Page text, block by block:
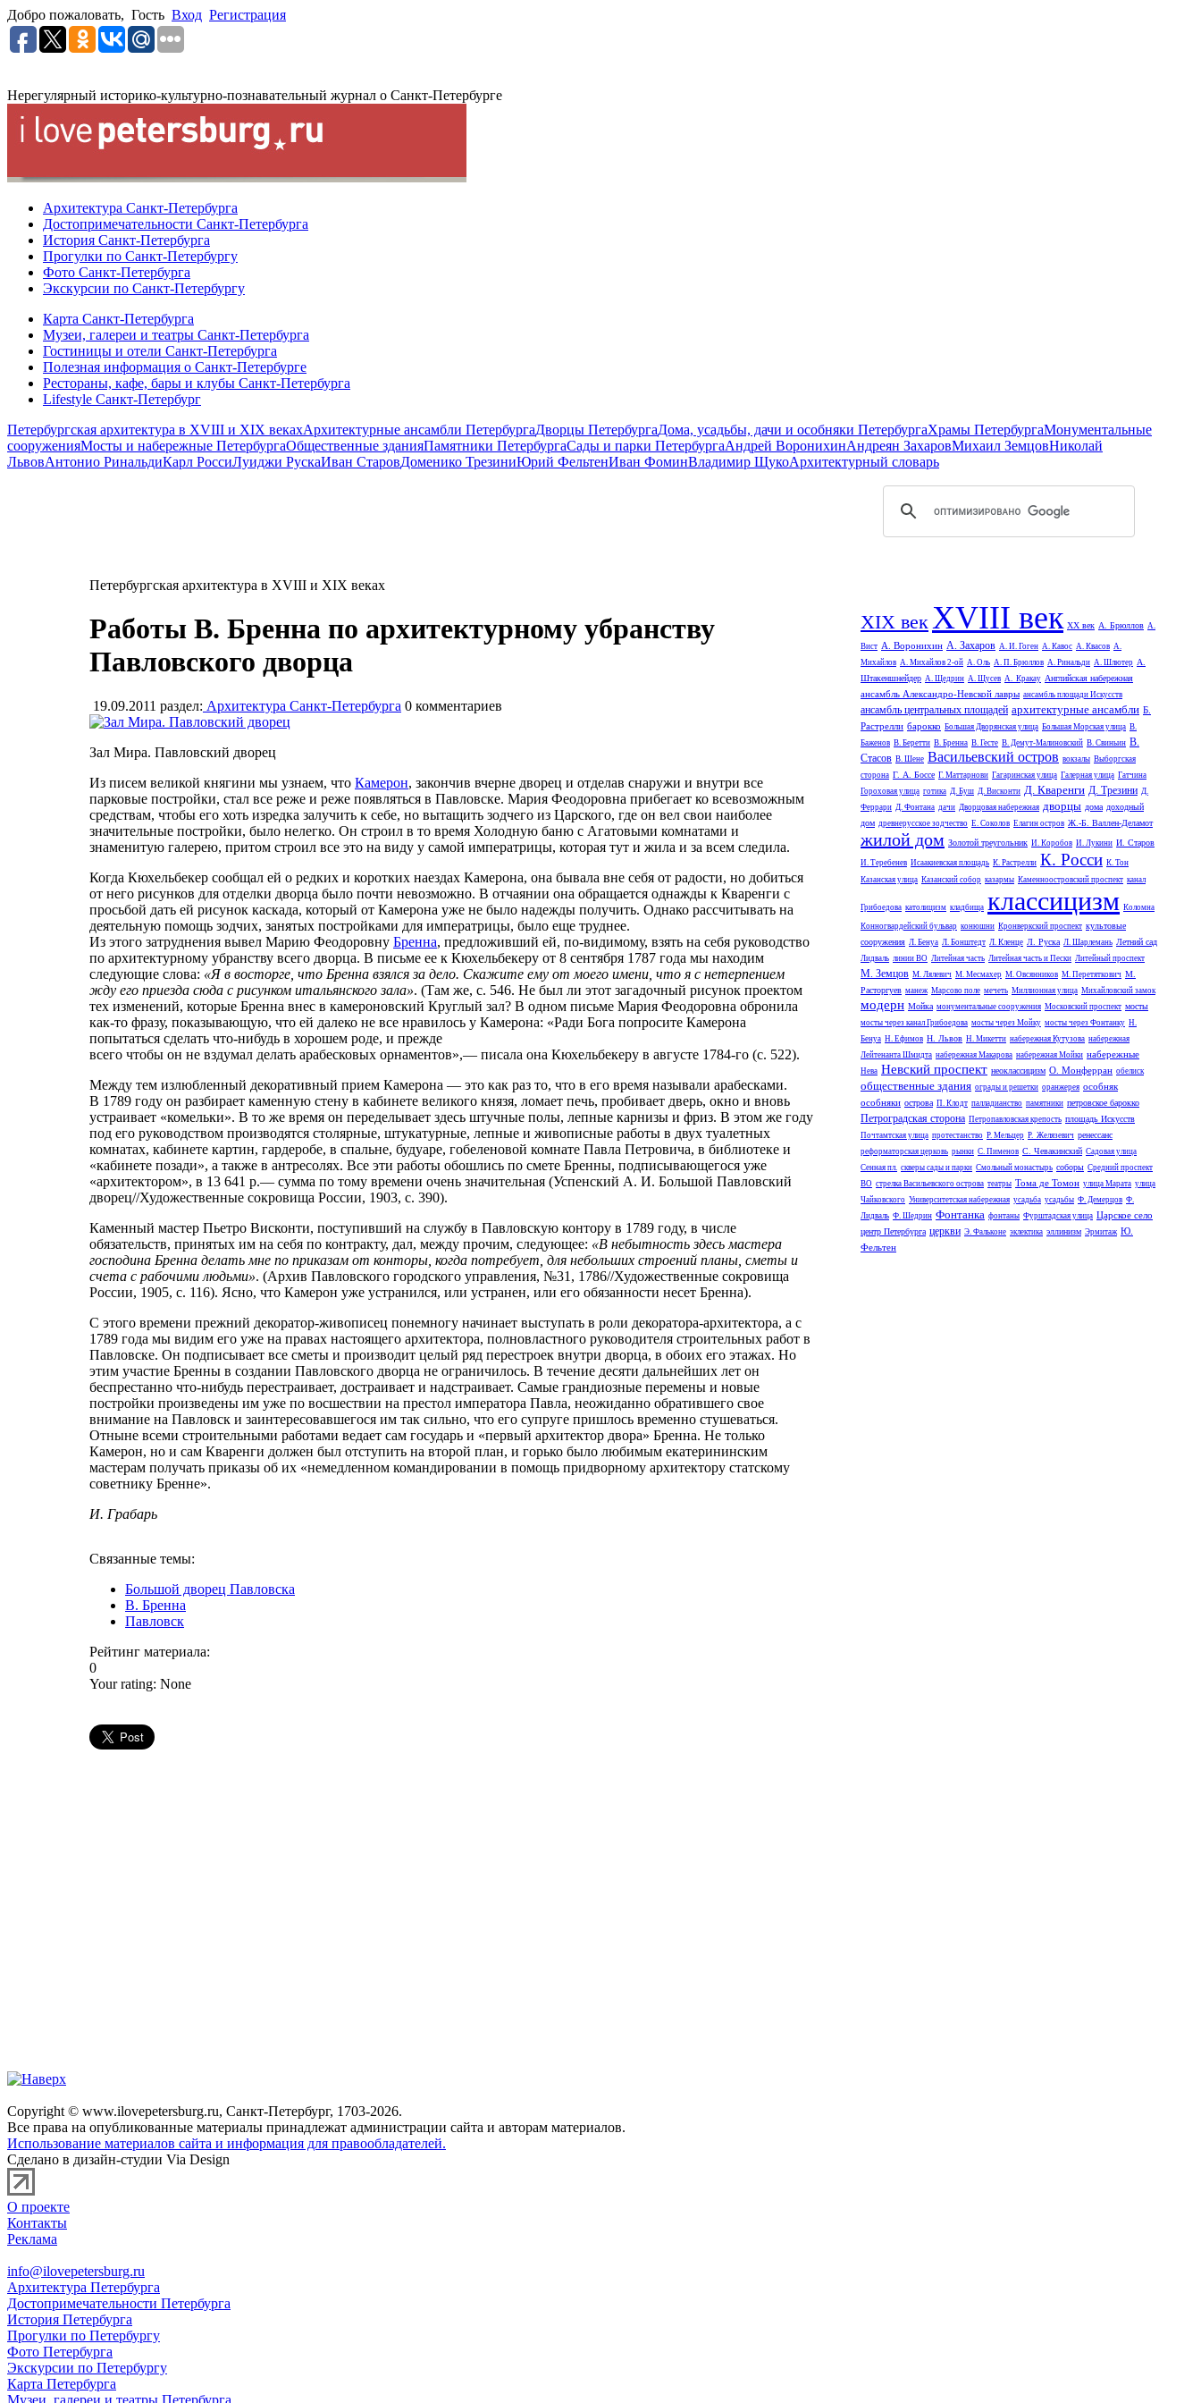
Добро пожаловать, Гость Вход Регистрация
Нерегулярный историко-культурно-познавательный журнал о Санкт-Петербурге
Архитектура Санкт-Петербурга
Достопримечательности Санкт-Петербурга
История Санкт-Петербурга
Прогулки по Санкт-Петербургу
Фото Санкт-Петербурга
Экскурсии по Санкт-Петербургу
Карта Санкт-Петербурга
Музеи, галереи и театры Санкт-Петербурга
Гостиницы и отели Санкт-Петербурга
Полезная информация о Санкт-Петербурге
Рестораны, кафе, бары и клубы Санкт-Петербурга
Lifestyle Санкт-Петербург
Петербургская архитектура в XVIII и XIX векахАрхитектурные ансамбли ПетербургаДворцы ПетербургаДома, усадьбы, дачи и особняки ПетербургаХрамы ПетербургаМонументальные
сооруженияМосты и набережные ПетербургаОбщественные зданияПамятники ПетербургаСады и парки ПетербургаАндрей ВоронихинАндреян ЗахаровМихаил ЗемцовНиколай
ЛьвовАнтонио РинальдиКарл РоссиЛуиджи РускаИван СтаровДоменико ТрезиниЮрий ФельтенИван ФоминВладимир ЩукоАрхитектурный словарь
Петербургская архитектура в XVIII и XIX веках
Работы В. Бренна по архитектурному убранству
Павловского дворца
19.09.2011 раздел: Архитектура Санкт-Петербурга 0 комментариев
Зал Мира. Павловский дворец
Из писем великой княгини мы узнаем, что Камерон, закончив вчерне дворец и отделав снаружи и внутри все
парковые постройки, стал все реже и реже появляться в Павловске. Мария Феодоровна прибегает ко всевозможным
средствам, чтобы его хоть изредка залучить к себе, но вытащить зодчего из Царского, где он вел свои наиболее
значительные постройки, было нелегко. Он строил в то время Холодную баню с Агатовыми комнатами и
знаменитую галерею, притом строил все это на виду у самой императрицы, которая тут и жила и за всем следила.
Когда Кюхельбекер сообщал ей о редких и коротких наездах Камерона, она бывала вне себя от радости, но добиться
от него рисунков для отделки дворца было почти невозможно. В отчаянии она обращается однажды к Кваренги с
просьбой дать ей рисунок каскада, который от Камерона уже не было надежды получить. Однако рассчитывать на
деятельную помощь зодчих, занятых постройками для императрицы, было еще труднее.
Из этого затруднения вывел Марию Феодоровну Бренна, предложивший ей, по-видимому, взять на себя руководство
по архитектурному убранству всего дворца. В письме ее к Кюхельбекеру от 8 сентября 1787 года мы находим
следующие слова: «Я в восторге, что Бренна взялся за дело. Скажите ему от моего имени, что я с нетерпением
жду его приезда сюда с рисунком итальянского зала». (Там же, с. 546. Не был ли этот загадочный рисунок проектом
тех изменений, которые Бренна внес в камероновский Круглый зал? В одном письме Мария Феодоровна обронила
как-то фразу, показывающую, что ей далеко не все нравилось у Камерона: «Ради Бога попросите Камерона
попытаться сделать что-нибудь в хорошем роде, и прежде
всего чтобы он не вздумал делать арабесковых орнаментов»,— писала она Кюхельбекеру в августе 1784-го (с. 522).
Между тем излюбленный декоративный прием Камерона — это как раз то, что в его время называли арабесками.
В 1789 году он разбирает каменную стену в кабинете великого князя, ломает печь, пробивает дверь, окно и вновь
устраивает «комельки». В то же время он переделывает здесь штучные полы, лепные карнизы и фриз. В этом же году
под его руководством производятся столярные, штукатурные, лепные и живописные работы в двух туалетных
комнатах, кабинете картин, гардеробе, в спальне, будуаре, гобеленовой комнате Павла Петровича, в библиотеке и
«кабинете позади», а также в антресолях. Все эти работы обошлись по смете Бренны, подписывающегося уже
«архитектором», в 13 641 р.— сумма по тому времени очень значительная (Успенский А. И. Большой Павловский
дворец//Художественные сокровища России, 1903, с. 390).
Каменный мастер Пьетро Висконти, поступивший на службу в Павловскую контору в 1789 году, в числе
обязательств, принятых им на себя по контракту, дал, между прочим, следующее: «В небытность здесь мастера
господина Бренна делать мне по приказам от конторы, когда потребует, для небольших строений планы, сметы и
счета с рабочими людьми». (Архив Павловского городского управления, №31, 1786//Художественные сокровища
России, 1905, с. 116). Ясно, что Камерон уже устранился, или устранен, или его обязанности несет Бренна).
С этого времени прежний декоратор-живописец понемногу начинает выступать в роли декоратора-архитектора, а с
1789 года мы видим его уже на правах настоящего архитектора, полновластного руководителя строительных работ в
Павловске. Он подписывает все сметы и производит целый ряд перестроек внутри дворца, в обоих его этажах. Но
этим участие Бренны в создании Павловского дворца не ограничилось. В течение десяти дальнейших лет он
беспрестанно что-нибудь перестраивает, достраивает и надстраивает. Самые грандиозные перемены и новые
постройки произведены им уже по восшествии на престол императора Павла, неожиданно обратившего свое
внимание на Павловск и заинтересовавшегося им так сильно, что его супруге пришлось временно стушеваться.
Отныне всеми строительными работами ведает сам государь и «первый архитектор двора» Бренна. Не только
Камерон, но и сам Кваренги должен был отступить на второй план, и горько было любимым екатерининским
мастерам получать приказы об их «немедленном командировании в помощь придворному архитектору статскому
советнику Бренне».
И. Грабарь
Связанные темы:
Большой дворец Павловска
В. Бренна
Павловск
Рейтинг материала:
0
Your rating: None
XIX векXVIII век XX век А. Брюллов А.
Вист А. Воронихин А. Захаров А. И. Гоген А. Кавос А. Квасов А.
Михайлов А. Михайлов 2-ой А. Оль А. П. Брюллов А. Ринальди А. Шлютер А.
Штакеншнейдер А. Щедрин А. Щусев А. Кракау Английская набережная
ансамбль Александро-Невской лавры ансамбль площади Искусств
ансамбль центральных площадей архитектурные ансамбли Б.
Растрелли барокко Большая Дворянская улица Большая Морская улица В.
Баженов В. Беретти В. Бренна В. Гесте В. Демут-Малиновский В. Свиньин В.
Стасов В. Шене Васильевский остров вокзалы Выборгская
сторона Г. А. Боссе Г. Маттарнови Гагаринская улица Галерная улица Гатчина
Гороховая улица готика Д. Буш Д. Висконти Д. Кваренги Д. Трезини Д.
Феррари Д. Фонтана дачи Дворцовая набережная дворцы дома доходный
дом древнерусское зодчество Е. Соколов Елагин остров Ж.-Б. Валлен-Деламот
жилой дом Золотой треугольник И. Коробов И. Лукини И. Старов
И. Теребенев Исаакиевская площадь К. Растрелли К. Росси К. Тон
Казанская улица Казанский собор казармы Каменноостровский проспект канал
Грибоедова католицизм кладбища классицизм Коломна
Конногвардейский бульвар конюшни Кронверкский проспект культовые
сооружения Л. Бенуа Л. Бонштедт Л. Кленце Л. Руска Л. Шарлемань Летний сад
Лидваль линии ВО Литейная часть Литейная часть и Пески Литейный проспект
М. Земцов М. Лялевич М. Месмахер М. Овсянников М. Перетяткович М.
Расторгуев манеж Марсово поле мечеть Миллионная улица Михайловский замок
модерн Мойка монументальные сооружения Московский проспект мосты
мосты через канал Грибоедова мосты через Мойку мосты через Фонтанку Н.
Бенуа Н. Ефимов Н. Львов Н. Микетти набережная Кутузова набережная
Лейтенанта Шмидта набережная Макарова набережная Мойки набережные
Нева Невский проспект неоклассицизм О. Монферран обелиск
общественные здания ограды и решетки оранжерея особняк
особняки острова П. Клодт палладианство памятники петровское барокко
Петроградская сторона Петропавловская крепость площадь Искусств
Почтамтская улица протестанство Р. Мельцер Р. Желязевич ренессанс
реформаторская церковь рынки С. Пименов С. Чевакинский Садовая улица
Сенная пл. скверы сады и парки Смольный монастырь соборы Средний проспект
ВО стрелка Васильевского острова театры Тома де Томон улица Марата улица
Чайковского Университетская набережная усадьба усадьбы Ф. Демерцов Ф.
Лидваль Ф. Шедрин Фонтанка фонтаны Фурштадская улица Царское село
центр Петербурга церкви Э. Фальконе эклектика эллинизм Эрмитаж Ю.
Фельтен
Copyright © www.ilovepetersburg.ru, Санкт-Петербург, 1703-2026.
Все права на опубликованные материалы принадлежат администрации сайта и авторам материалов.
Использование материалов сайта и информация для правообладателей.
Сделано в дизайн-студии Via Design
О проекте
Контакты
Реклама
info@ilovepetersburg.ru
Архитектура Петербурга
Достопримечательности Петербурга
История Петербурга
Прогулки по Петербургу
Фото Петербурга
Экскурсии по Петербургу
Карта Петербурга
Музеи, галереи и театры Петербурга